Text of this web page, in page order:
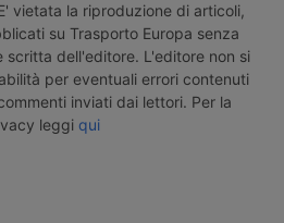
vietata la riproduzione di articoli,
su Trasporto Europa senza
scritta dell'editore. L'editore non si
per eventuali errori contenuti
inviati dai lettori. Per la
leggi qui